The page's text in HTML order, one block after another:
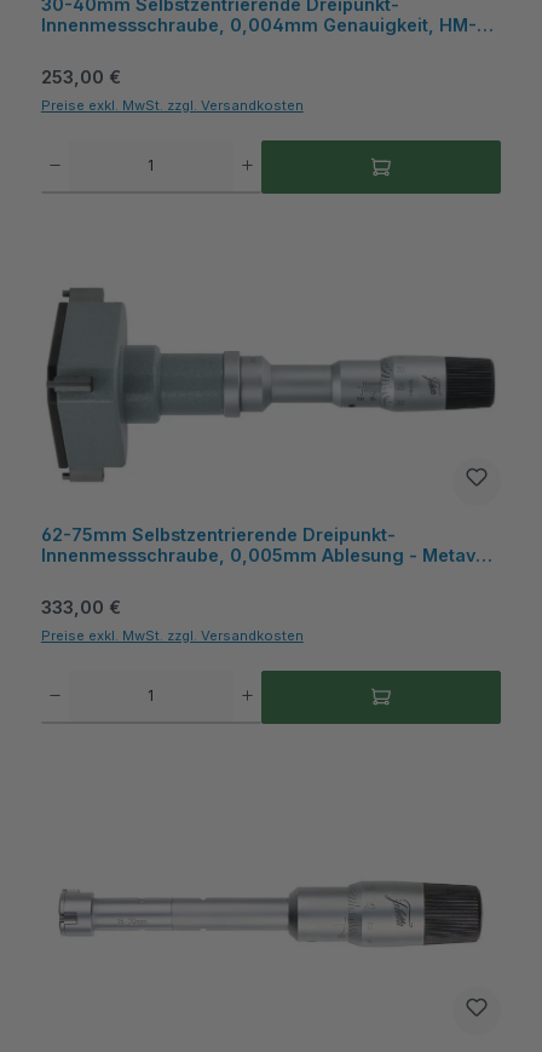
Innenmessschraube, 0,004mm Genauigkeit, HM-
Regulärer Preis:
253,00 €
Preise exkl. MwSt. zzgl. Versandkosten
62-75mm Selbstzentrierende Dreipunkt-
Innenmessschraube, 0,005mm Ablesung - Metav
Regulärer Preis:
333,00 €
Preise exkl. MwSt. zzgl. Versandkosten